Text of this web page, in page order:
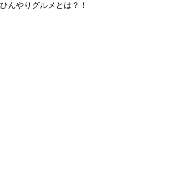
んやりグルメとは？！